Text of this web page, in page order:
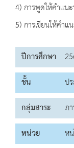
4) การพูดให้คำแน
5) การเขียนให้คำแ
ปีการศึกษา
ชั้น
ป
กลุ่มสาระ
ภ
หน่วย
ห